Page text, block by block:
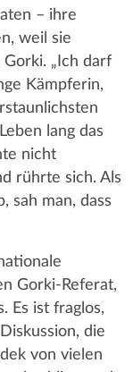
– ihre
weil sie
„Ich darf
Kämpferin,
lang das
nicht
rührte sich. Als
sah man, dass
Gorki-Referat,
Es ist fraglos,
die
von vielen